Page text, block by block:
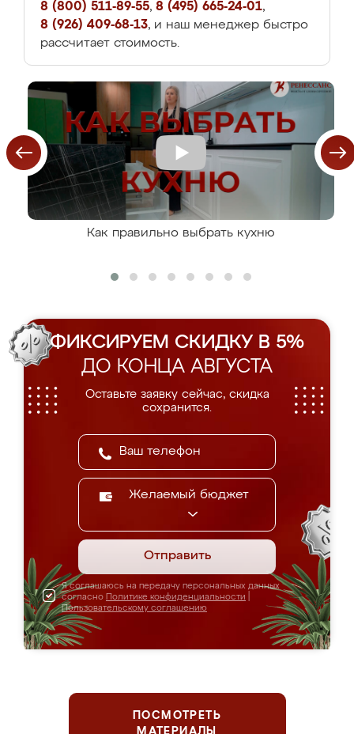
8 (800) 511-89-55, 8 (495) 665-24-01,
8 (926) 409-68-13, и наш менеджер быстро
рассчитает стоимость.
Как правильно выбрать кухню
ФИКСИРУЕМ СКИДКУ В 5%
ДО КОНЦА АВГУСТА
Оставьте заявку сейчас, скидка
сохранится.
Желаемый бюджет
Отправить
Я соглашаюсь на передачу персональных данных
согласно Политике конфиденциальности
Пользовательскому соглашению
ПОСМОТРЕТЬ
МАТЕРИАЛЫ